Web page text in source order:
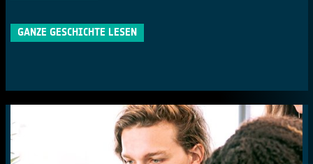
GANZE GESCHICHTE LESEN